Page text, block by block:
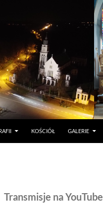
KOŚCIÓŁ GALERIE
Transmisje na YouTube